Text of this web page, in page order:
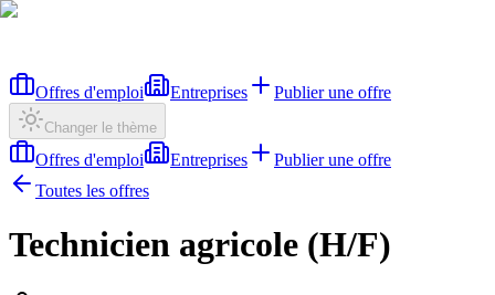
Offres d'emploi Entreprises Publier une offre
Changer le thème
Offres d'emploi Entreprises
Publier une offre
Toutes les offres
Technicien agricole (H/F)